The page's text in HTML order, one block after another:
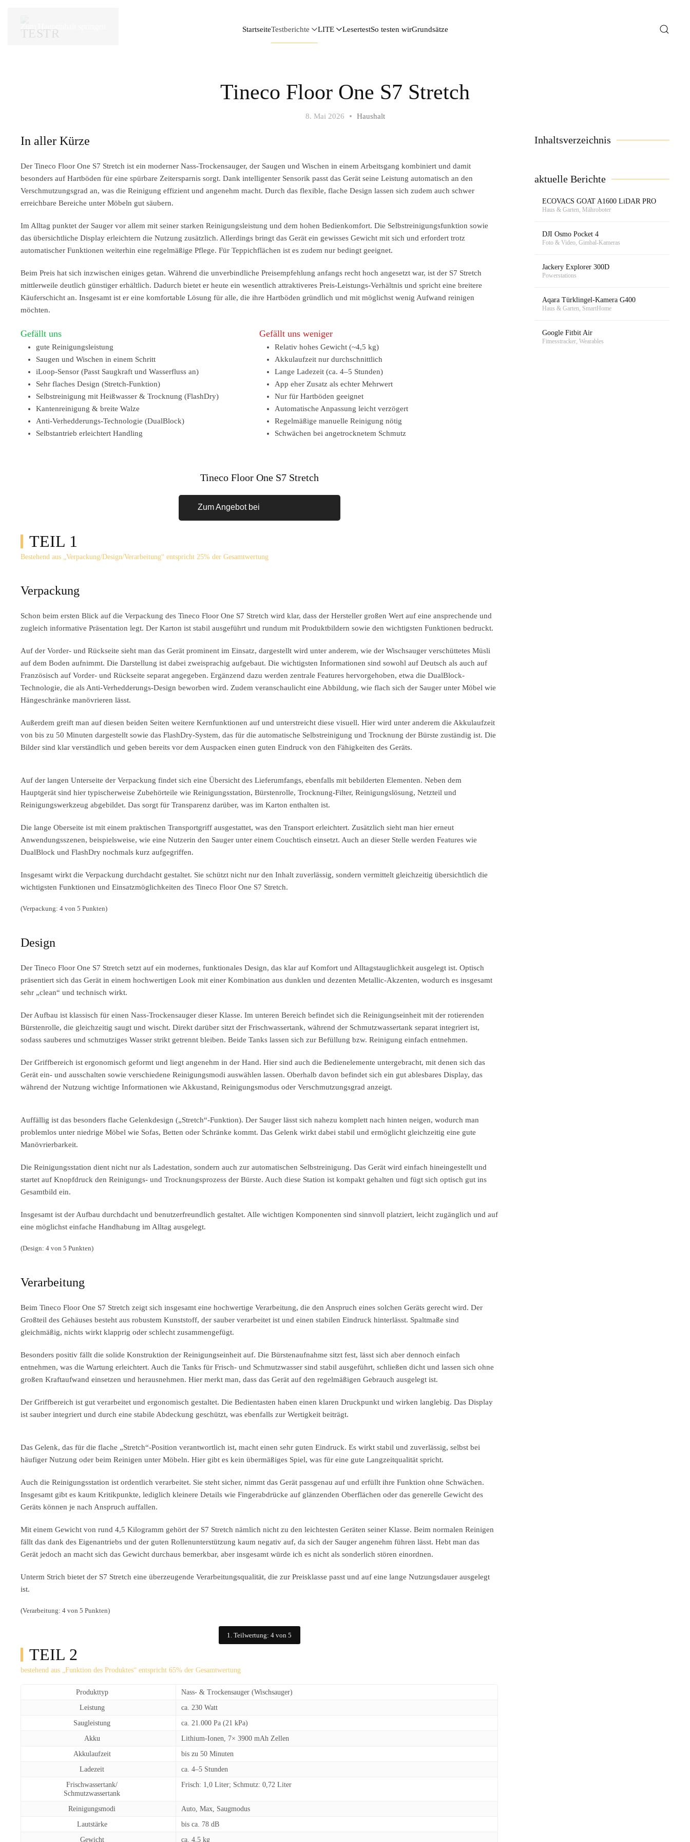
StartseiteTestberichte LITE LesertestSo testen wirGrundsätze
Tineco Floor One S7 Stretch
8. Mai 2026 Haushalt
In aller Kürze
Der Tineco Floor One S7 Stretch ist ein moderner Nass-Trockensauger, der Saugen und Wischen in einem Arbeitsgang kombiniert und damit
besonders auf Hartböden für eine spürbare Zeitersparnis sorgt. Dank intelligenter Sensorik passt das Gerät seine Leistung automatisch an den
Verschmutzungsgrad an, was die Reinigung effizient und angenehm macht. Durch das flexible, flache Design lassen sich zudem auch schwer
erreichbare Bereiche unter Möbeln gut säubern.
Im Alltag punktet der Sauger vor allem mit seiner starken Reinigungsleistung und dem hohen Bedienkomfort. Die Selbstreinigungsfunktion sowie
das übersichtliche Display erleichtern die Nutzung zusätzlich. Allerdings bringt das Gerät ein gewisses Gewicht mit sich und erfordert trotz
automatischer Funktionen weiterhin eine regelmäßige Pflege. Für Teppichflächen ist es zudem nur bedingt geeignet.
Beim Preis hat sich inzwischen einiges getan. Während die unverbindliche Preisempfehlung anfangs recht hoch angesetzt war, ist der S7 Stretch
mittlerweile deutlich günstiger erhältlich. Dadurch bietet er heute ein wesentlich attraktiveres Preis-Leistungs-Verhältnis und spricht eine breitere
Käuferschicht an. Insgesamt ist er eine komfortable Lösung für alle, die ihre Hartböden gründlich und mit möglichst wenig Aufwand reinigen
möchten.
Gefällt uns
gute Reinigungsleistung
Saugen und Wischen in einem Schritt
iLoop-Sensor (Passt Saugkraft und Wasserfluss an)
Sehr flaches Design (Stretch-Funktion)
Selbstreinigung mit Heißwasser & Trocknung (FlashDry)
Kantenreinigung & breite Walze
Anti-Verhedderungs-Technologie (DualBlock)
Selbstantrieb erleichtert Handling
Gefällt uns weniger
Relativ hohes Gewicht (~4,5 kg)
Akkulaufzeit nur durchschnittlich
Lange Ladezeit (ca. 4–5 Stunden)
App eher Zusatz als echter Mehrwert
Nur für Hartböden geeignet
Automatische Anpassung leicht verzögert
Regelmäßige manuelle Reinigung nötig
Schwächen bei angetrocknetem Schmutz
Tineco Floor One S7 Stretch
Zum Angebot bei
TEIL 1
Bestehend aus „Verpackung/Design/Verarbeitung“ entspricht 25% der Gesamtwertung
Verpackung
Schon beim ersten Blick auf die Verpackung des Tineco Floor One S7 Stretch wird klar, dass der Hersteller großen Wert auf eine ansprechende und
zugleich informative Präsentation legt. Der Karton ist stabil ausgeführt und rundum mit Produktbildern sowie den wichtigsten Funktionen bedruckt.
Auf der Vorder- und Rückseite sieht man das Gerät prominent im Einsatz, dargestellt wird unter anderem, wie der Wischsauger verschüttetes Müsli
auf dem Boden aufnimmt. Die Darstellung ist dabei zweisprachig aufgebaut. Die wichtigsten Informationen sind sowohl auf Deutsch als auch auf
Französisch auf Vorder- und Rückseite separat angegeben. Ergänzend dazu werden zentrale Features hervorgehoben, etwa die DualBlock-
Technologie, die als Anti-Verhedderungs-Design beworben wird. Zudem veranschaulicht eine Abbildung, wie flach sich der Sauger unter Möbel wie
Hängeschränke manövrieren lässt.
Außerdem greift man auf diesen beiden Seiten weitere Kernfunktionen auf und unterstreicht diese visuell. Hier wird unter anderem die Akkulaufzeit
von bis zu 50 Minuten dargestellt sowie das FlashDry-System, das für die automatische Selbstreinigung und Trocknung der Bürste zuständig ist. Die
Bilder sind klar verständlich und geben bereits vor dem Auspacken einen guten Eindruck von den Fähigkeiten des Geräts.
Auf der langen Unterseite der Verpackung findet sich eine Übersicht des Lieferumfangs, ebenfalls mit bebilderten Elementen. Neben dem
Hauptgerät sind hier typischerweise Zubehörteile wie Reinigungsstation, Bürstenrolle, Trocknung-Filter, Reinigungslösung, Netzteil und
Reinigungswerkzeug abgebildet. Das sorgt für Transparenz darüber, was im Karton enthalten ist.
Die lange Oberseite ist mit einem praktischen Transportgriff ausgestattet, was den Transport erleichtert. Zusätzlich sieht man hier erneut
Anwendungsszenen, beispielsweise, wie eine Nutzerin den Sauger unter einem Couchtisch einsetzt. Auch an dieser Stelle werden Features wie
DualBlock und FlashDry nochmals kurz aufgegriffen.
Insgesamt wirkt die Verpackung durchdacht gestaltet. Sie schützt nicht nur den Inhalt zuverlässig, sondern vermittelt gleichzeitig übersichtlich die
wichtigsten Funktionen und Einsatzmöglichkeiten des Tineco Floor One S7 Stretch.
(Verpackung: 4 von 5 Punkten)
Design
Der Tineco Floor One S7 Stretch setzt auf ein modernes, funktionales Design, das klar auf Komfort und Alltagstauglichkeit ausgelegt ist. Optisch
präsentiert sich das Gerät in einem hochwertigen Look mit einer Kombination aus dunklen und dezenten Metallic-Akzenten, wodurch es insgesamt
sehr „clean“ und technisch wirkt.
Der Aufbau ist klassisch für einen Nass-Trockensauger dieser Klasse. Im unteren Bereich befindet sich die Reinigungseinheit mit der rotierenden
Bürstenrolle, die gleichzeitig saugt und wischt. Direkt darüber sitzt der Frischwassertank, während der Schmutzwassertank separat integriert ist,
sodass sauberes und schmutziges Wasser strikt getrennt bleiben. Beide Tanks lassen sich zur Befüllung bzw. Reinigung einfach entnehmen.
Der Griffbereich ist ergonomisch geformt und liegt angenehm in der Hand. Hier sind auch die Bedienelemente untergebracht, mit denen sich das
Gerät ein- und ausschalten sowie verschiedene Reinigungsmodi auswählen lassen. Oberhalb davon befindet sich ein gut ablesbares Display, das
während der Nutzung wichtige Informationen wie Akkustand, Reinigungsmodus oder Verschmutzungsgrad anzeigt.
Auffällig ist das besonders flache Gelenkdesign („Stretch“-Funktion). Der Sauger lässt sich nahezu komplett nach hinten neigen, wodurch man
problemlos unter niedrige Möbel wie Sofas, Betten oder Schränke kommt. Das Gelenk wirkt dabei stabil und ermöglicht gleichzeitig eine gute
Manövrierbarkeit.
Die Reinigungsstation dient nicht nur als Ladestation, sondern auch zur automatischen Selbstreinigung. Das Gerät wird einfach hineingestellt und
startet auf Knopfdruck den Reinigungs- und Trocknungsprozess der Bürste. Auch diese Station ist kompakt gehalten und fügt sich optisch gut ins
Gesamtbild ein.
Insgesamt ist der Aufbau durchdacht und benutzerfreundlich gestaltet. Alle wichtigen Komponenten sind sinnvoll platziert, leicht zugänglich und auf
eine möglichst einfache Handhabung im Alltag ausgelegt.
(Design: 4 von 5 Punkten)
Verarbeitung
Beim Tineco Floor One S7 Stretch zeigt sich insgesamt eine hochwertige Verarbeitung, die den Anspruch eines solchen Geräts gerecht wird. Der
Großteil des Gehäuses besteht aus robustem Kunststoff, der sauber verarbeitet ist und einen stabilen Eindruck hinterlässt. Spaltmaße sind
gleichmäßig, nichts wirkt klapprig oder schlecht zusammengefügt.
Besonders positiv fällt die solide Konstruktion der Reinigungseinheit auf. Die Bürstenaufnahme sitzt fest, lässt sich aber dennoch einfach
entnehmen, was die Wartung erleichtert. Auch die Tanks für Frisch- und Schmutzwasser sind stabil ausgeführt, schließen dicht und lassen sich ohne
großen Kraftaufwand einsetzen und herausnehmen. Hier merkt man, dass das Gerät auf den regelmäßigen Gebrauch ausgelegt ist.
Der Griffbereich ist gut verarbeitet und ergonomisch gestaltet. Die Bedientasten haben einen klaren Druckpunkt und wirken langlebig. Das Display
ist sauber integriert und durch eine stabile Abdeckung geschützt, was ebenfalls zur Wertigkeit beiträgt.
Das Gelenk, das für die flache „Stretch“-Position verantwortlich ist, macht einen sehr guten Eindruck. Es wirkt stabil und zuverlässig, selbst bei
häufiger Nutzung oder beim Reinigen unter Möbeln. Hier gibt es kein übermäßiges Spiel, was für eine gute Langzeitqualität spricht.
Auch die Reinigungsstation ist ordentlich verarbeitet. Sie steht sicher, nimmt das Gerät passgenau auf und erfüllt ihre Funktion ohne Schwächen.
Insgesamt gibt es kaum Kritikpunkte, lediglich kleinere Details wie Fingerabdrücke auf glänzenden Oberflächen oder das generelle Gewicht des
Geräts können je nach Anspruch auffallen.
Mit einem Gewicht von rund 4,5 Kilogramm gehört der S7 Stretch nämlich nicht zu den leichtesten Geräten seiner Klasse. Beim normalen Reinigen
fällt das dank des Eigenantriebs und der guten Rollenunterstützung kaum negativ auf, da sich der Sauger angenehm führen lässt. Hebt man das
Gerät jedoch an macht sich das Gewicht durchaus bemerkbar, aber insgesamt würde ich es nicht als sonderlich stören einordnen.
Unterm Strich bietet der S7 Stretch eine überzeugende Verarbeitungsqualität, die zur Preisklasse passt und auf eine lange Nutzungsdauer ausgelegt
ist.
(Verarbeitung: 4 von 5 Punkten)
1. Teilwertung: 4 von 5
TEIL 2
bestehend aus „Funktion des Produktes“ entspricht 65% der Gesamtwertung
Produkttyp
Nass- & Trockensauger (Wischsauger)
Leistung
ca. 230 Watt
Saugleistung
ca. 21.000 Pa (21 kPa)
Akku
Lithium-Ionen, 7× 3900 mAh Zellen
Akkulaufzeit
bis zu 50 Minuten
Ladezeit
ca. 4–5 Stunden
Frischwassertank/
Schmutzwassertank
Frisch: 1,0 Liter; Schmutz: 0,72 Liter
Reinigungsmodi
Auto, Max, Saugmodus
Lautstärke
bis ca. 78 dB
Gewicht
ca. 4,5 kg
Inhaltsverzeichnis
aktuelle Berichte
ECOVACS GOAT A1600 LiDAR PRO
Haus & Garten, Mähroboter
DJI Osmo Pocket 4
Foto & Video, Gimbal-Kameras
Jackery Explorer 300D
Powerstations
Aqara Türklingel-Kamera G400
Haus & Garten, SmartHome
Google Fitbit Air
Fitnesstracker, Wearables